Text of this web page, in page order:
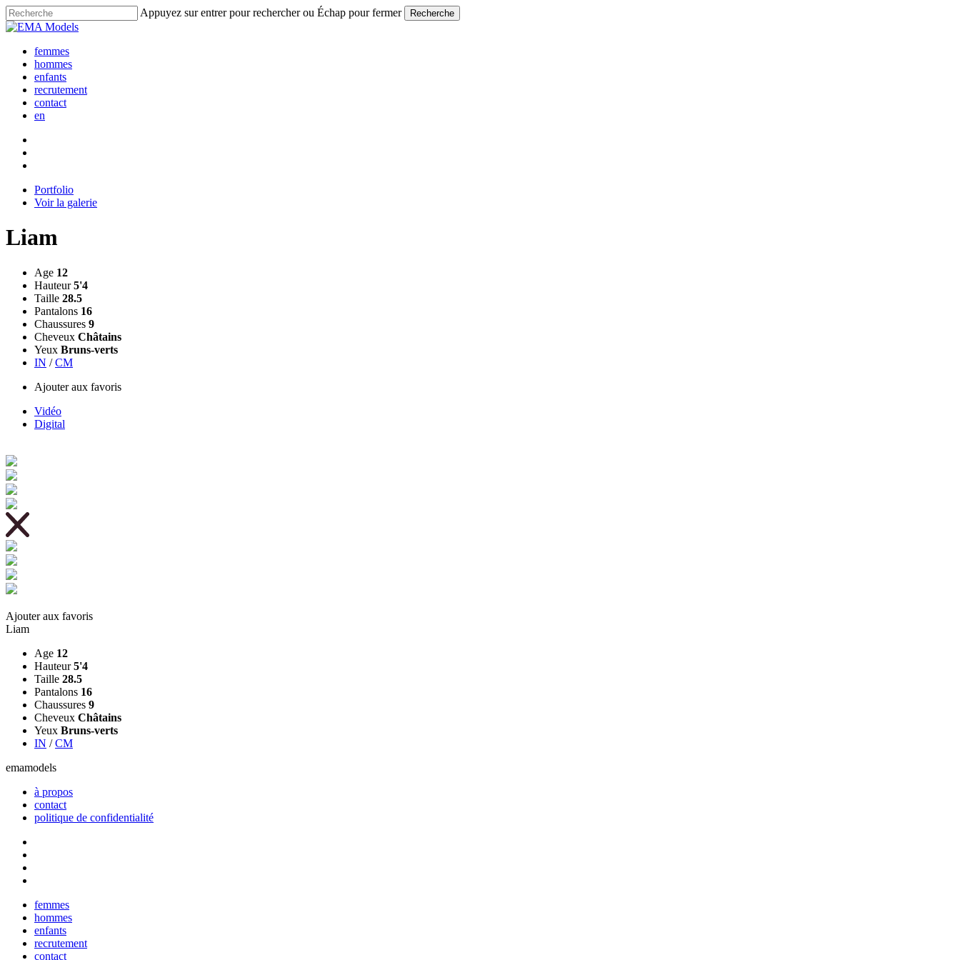
Skip
to
content
Appuyez sur entrer pour rechercher ou Échap pour fermer Recherche
Fermer
recherchefemmes
hommes
enfants
recrutement
contact
en
Portfolio
Voir la galerie
Liam
Age 12
Hauteur 5'4
Taille 28.5
Pantalons 16
Chaussures 9
Cheveux Châtains
Yeux Bruns-verts
IN /CM
Ajouter aux favoris
Vidéo
Digital
Ajouter aux favoris
Liam
Age 12
Hauteur 5'4
Taille 28.5
Pantalons 16
Chaussures 9
Cheveux Châtains
Yeux Bruns-verts
IN /CM
emamodels
à propos
contact
politique de confidentialité
Close
Menu
femmes
hommes
enfants
recrutement
contact